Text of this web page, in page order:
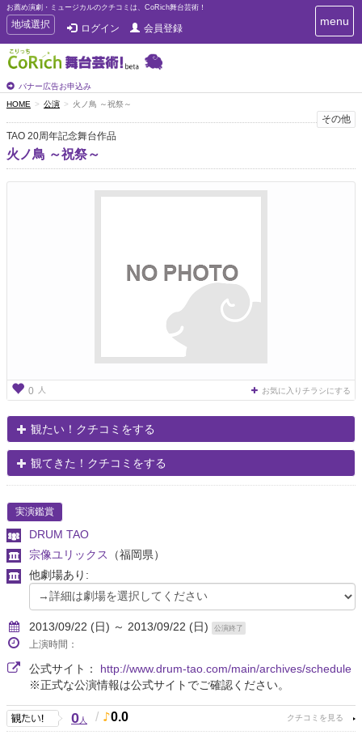
お薦め演劇・ミュージカルのクチコミは、CoRich舞台芸術！
T
o
g
g
e
n
a
v
i
g
地域選択 ログイン 会員登録
バナー広告お申込み
T
o
n
i
g
menu
HOME 公演 火ノ鳥 ～祝祭～
その他
TAO 20周年記念舞台作品
火ノ鳥 ～祝祭～
0 人 お気に入りチラシにする
観たい！クチコミをする
観てきた！クチコミをする
実演鑑賞
DRUM TAO
宗像ユリックス
（福岡県）
他劇場あり:
2013/09/22 (日) ～ 2013/09/22 (日) 公演終了
上演時間：
公式サイト： http://www.drum-tao.com/main/archives/schedule
※正式な公演情報は公式サイトでご確認ください。
0人 / 0.0